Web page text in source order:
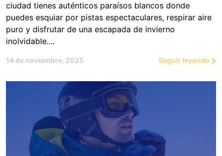
ciudad tienes auténticos paraísos blancos donde
puedes esquiar por pistas espectaculares, respirar aire
puro y disfrutar de una escapada de invierno
inolvidable....
14 de noviembre, 2025 Seguir leyendo